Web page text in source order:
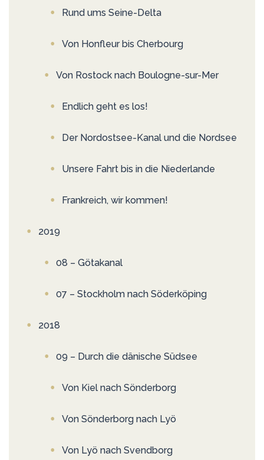
Rund ums Seine-Delta
Von Honfleur bis Cherbourg
Von Rostock nach Boulogne-sur-Mer
Endlich geht es los!
Der Nordostsee-Kanal und die Nordsee
Unsere Fahrt bis in die Niederlande
Frankreich, wir kommen!
2019
08 – Götakanal
07 – Stockholm nach Söderköping
2018
09 – Durch die dänische Südsee
Von Kiel nach Sönderborg
Von Sönderborg nach Lyö
Von Lyö nach Svendborg